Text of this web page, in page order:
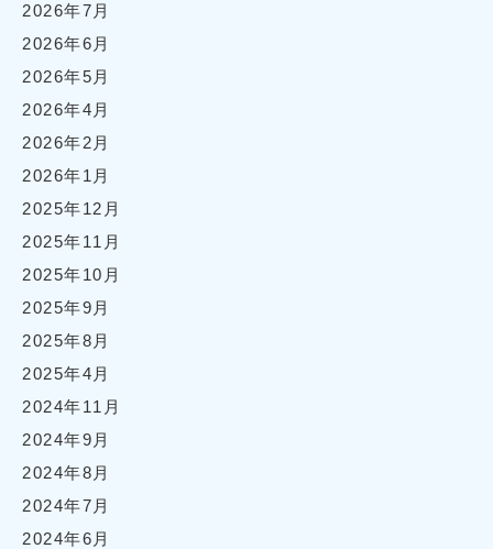
2026年7月
2026年6月
2026年5月
2026年4月
2026年2月
2026年1月
2025年12月
2025年11月
2025年10月
2025年9月
2025年8月
2025年4月
2024年11月
2024年9月
2024年8月
2024年7月
2024年6月